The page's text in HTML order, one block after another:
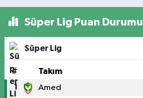
Süper Lig Puan Durumu
Süper Lig
# Takım
1 Amed